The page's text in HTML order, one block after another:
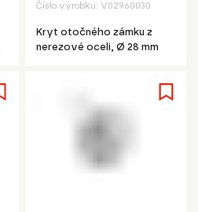
Číslo výrobku: V02960030
Kryt otočného zámku z
nerezové oceli, Ø 28 mm